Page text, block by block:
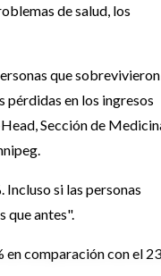
de salud, los
que sobrevivieron
en los ingresos
Sección de
Incluso si las personas
que antes".
comparación con el